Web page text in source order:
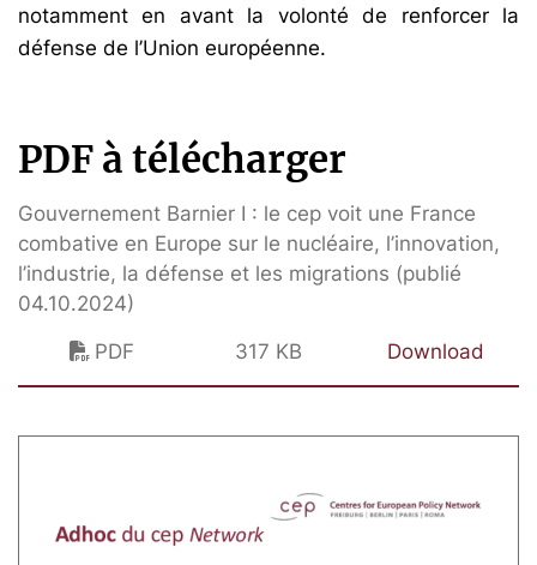
notamment en avant la volonté de renforcer la
défense de l’Union européenne.
PDF à télécharger
Gouvernement Barnier I : le cep voit une France
combative en Europe sur le nucléaire, l’innovation,
l’industrie, la défense et les migrations (publié
04.10.2024)
PDF
317 KB Download